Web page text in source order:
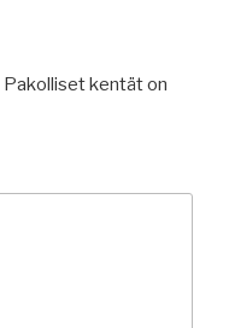
Pakolliset kentät on